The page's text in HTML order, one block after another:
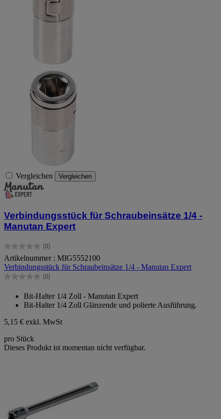
Vergleichen Vergleichen
Verbindungsstück für Schraubeinsätze 1/4 -
Manutan Expert
(0)
0.0
von
5
Sternen.
Artikelnummer : MIG5552100
Verbindungsstück für Schraubeinsätze 1/4 - Manutan Expert
(0)
0.0
Sternen.
Bit-Halter 1/4 Zoll - Manutan Expert
Bit-Halter 1/4 Zoll Glänzende und polierte Ausführung.
5,15 € exkl. MwSt
pro Stück
Dieses Produkt ist momentan nicht verfügbar.